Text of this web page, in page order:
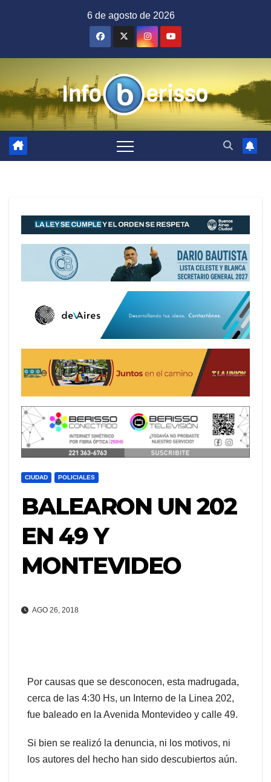
6 de agosto de 2026
CIUDAD POLICIALES
BALEARON UN 202
EN 49 Y
MONTEVIDEO
AGO 26, 2018
Por causas que se desconocen, esta madrugada,
cerca de las 4:30 Hs, un Interno de la Linea 202,
fue baleado en la Avenida Montevideo y calle 49.
Si bien se realizó la denuncia, ni los motivos, ni
los autores del hecho han sido descubiertos aún.